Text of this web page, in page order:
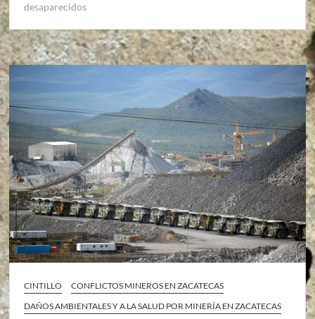
desaparecidos
CINTILLO
CONFLICTOS MINEROS EN ZACATECAS
DAÑOS AMBIENTALES Y A LA SALUD POR MINERÍA EN ZACATECAS